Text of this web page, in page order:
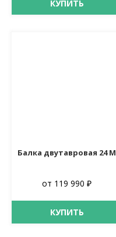
КУПИТЬ
Балка двутавровая 24 М
от 119 990 ₽
КУПИТЬ